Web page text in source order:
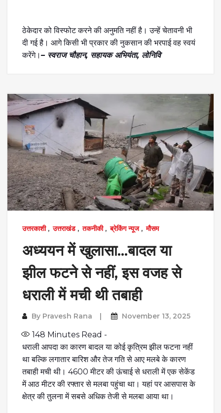
ठेकेदार को विस्फोट करने की अनुमति नहीं है। उन्हें चेतावनी भी
दी गई है। आगे किसी भी प्रकार की नुकसान की भरपाई वह स्वयं
करेंगे। – स्वराज चौहान, सहायक अभियंता, लोनिवि
उत्तरकाशी, उत्तराखंड, तकनीकी, ब्रेकिंग न्यूज, मौसम
अध्ययन में खुलासा…बादल या
झील फटने से नहीं, इस वजह से
धराली में मची थी तबाही
By Pravesh Rana November 13, 2025
148 Minutes Read -
धराली आपदा का कारण बादल या कोई कृत्रिम झील फटना नहीं
था बल्कि लगातार बारिश और तेज गति से आए मलबे के कारण
तबाही मची थी। 4600 मीटर की ऊंचाई से धराली में एक सेकेंड
में आठ मीटर की रफ्तार से मलबा पहुंचा था। यहां पर आसपास के
क्षेत्र की तुलना में सबसे अधिक तेजी से मलबा आया था।